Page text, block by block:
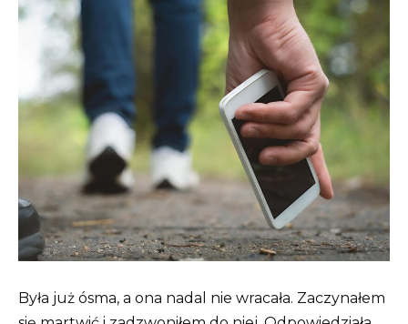
Była już ósma, a ona nadal nie wracała. Zaczynałem